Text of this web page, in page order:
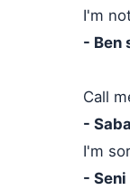
I'm
- Ben
Call
-
I'm
-